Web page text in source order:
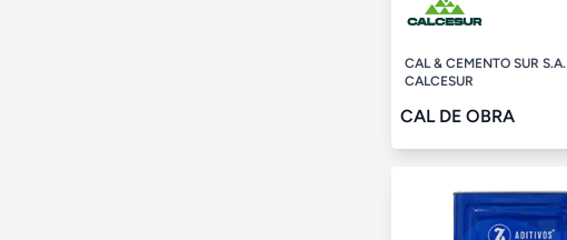
CAL & CEMENTO SUR S.A.
CALCESUR
CAL DE OBRA